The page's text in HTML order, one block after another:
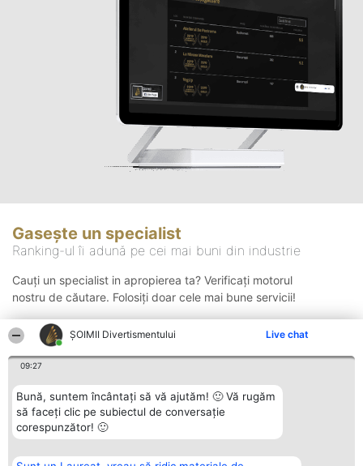
ŞOIMII Divertismentului Live chat
09:27
Bună, suntem încântați să vă ajutăm! 🙂 Vă rugăm
să faceți clic pe subiectul de conversație
corespunzător! 🙂
Gasește un specialist
Ranking-ul îi adună pe cei mai buni din industrie
Cauți un specialist in apropierea ta? Verificați motorul
nostru de căutare. Folosiți doar cele mai bune servicii!